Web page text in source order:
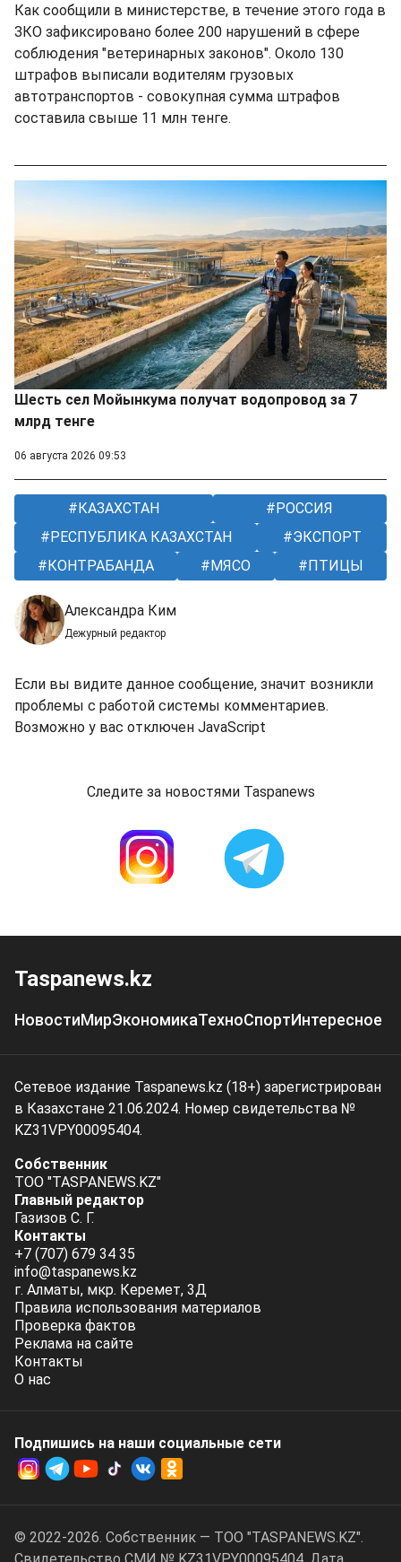
Как сообщили в министерстве, в течение этого года в
ЗКО зафиксировано более 200 нарушений в сфере
соблюдения "ветеринарных законов". Около 130
штрафов выписали водителям грузовых
автотранспортов - совокупная сумма штрафов
составила свыше 11 млн тенге.
Шесть сел Мойынкума получат водопровод за 7
млрд тенге
06 августа 2026 09:53
КАЗАХСТАН
РОССИЯ
РЕСПУБЛИКА КАЗАХСТАН
ЭКСПОРТ
КОНТРАБАНДА
МЯСО ПТИЦЫ
Александра Ким
Дежурный редактор
Если вы видите данное сообщение, значит возникли
проблемы с работой системы комментариев.
Возможно у вас отключен JavaScript
Следите за новостями Taspanews
Taspanews.kz
НовостиМирЭкономикаТехноСпортИнтересное
Сетевое издание Taspanews.kz (18+) зарегистрирован
в Казахстане 21.06.2024. Номер свидетельства №
KZ31VPY00095404.
Собственник
ТОО "TASPANEWS.KZ"
Главный редактор
Газизов С. Г.
Контакты
+7 (707) 679 34 35
info@taspanews.kz
г. Алматы, мкр. Керемет, 3Д
Правила использования материалов
Проверка фактов
Реклама на сайте
Контакты
О нас
Подпишись на наши социальные cети
© 2022-2026. Собственник — ТОО "TASPANEWS.KZ".